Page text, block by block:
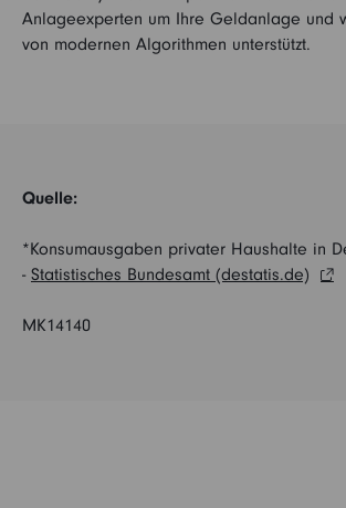
Anlageexperten um Ihre Geldanlage und
von modernen Algorithmen unterstützt.
Quelle:
*Konsumausgaben privater Haushalte in
- Statistisches Bundesamt (destatis.de)
MK14140